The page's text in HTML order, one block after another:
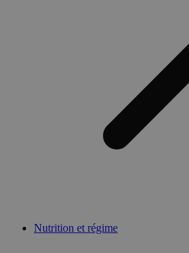
Nutrition et régime